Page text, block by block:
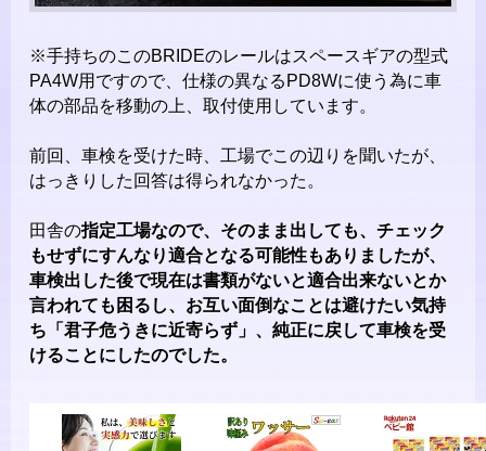
※手持ちのこのBRIDEのレールはスペースギアの型式
PA4W用ですので、仕様の異なるPD8Wに使う為に車
体の部品を移動の上、取付使用しています。
前回、車検を受けた時、工場でこの辺りを聞いたが、
はっきりした回答は得られなかった。
田舎の指定工場なので、そのまま出しても、チェック
もせずにすんなり適合となる可能性もありましたが、
車検出した後で現在は書類がないと適合出来ないとか
言われても困るし、お互い面倒なことは避けたい気持
ち「君子危うきに近寄らず 」、純正に戻して車検を受
けることにしたのでした。